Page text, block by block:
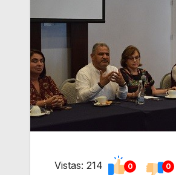
Vistas: 214 0 0